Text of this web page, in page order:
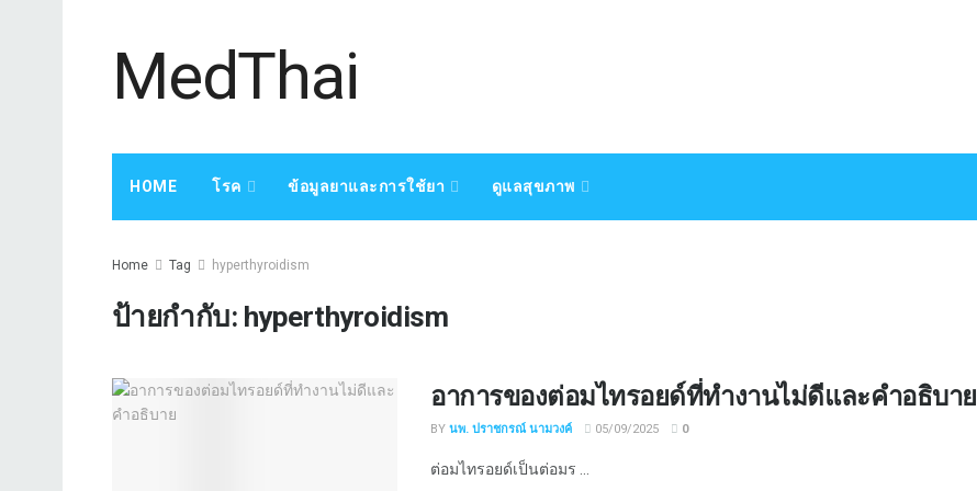
MedThai
HOME โรค ข้อมูลยาและการใช้ยา ดูแลสุขภาพ
Home Tag hyperthyroidism
ป้ายกำกับ: hyperthyroidism
อาการของต่อมไทรอยด์ที่ทำงานไม่ดีและคำอธิบาย
BY นพ. ปราชกรณ์ นามวงค์ 05/09/2025 0
ต่อมไทรอยด์เป็นต่อมร ...